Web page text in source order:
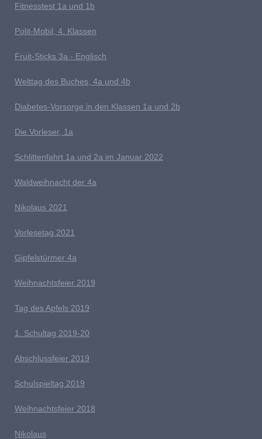
Fitnesstest 1a und 1b
Polit-Mobil, 4. Klassen
Fruit-Sticks 3a - Englisch
Welttag des Buches, 4a und 4b
Diabetes-Vorsorge in den Klassen 1a und 2b
Die Vorleser, 1a
Schlittenfahrt 1a und 2a im Januar 2022
Waldweihnacht der 4a
Nikolaus 2021
Vorlesetag 2021
Gipfelstürmer 4a
Weihnachtsfeier 2019
Tag des Apfels 2019
1. Schultag 2019-20
Abschlussfeier 2019
Schulspieltag 2019
Weihnachtsfeier 2018
Nikolaus